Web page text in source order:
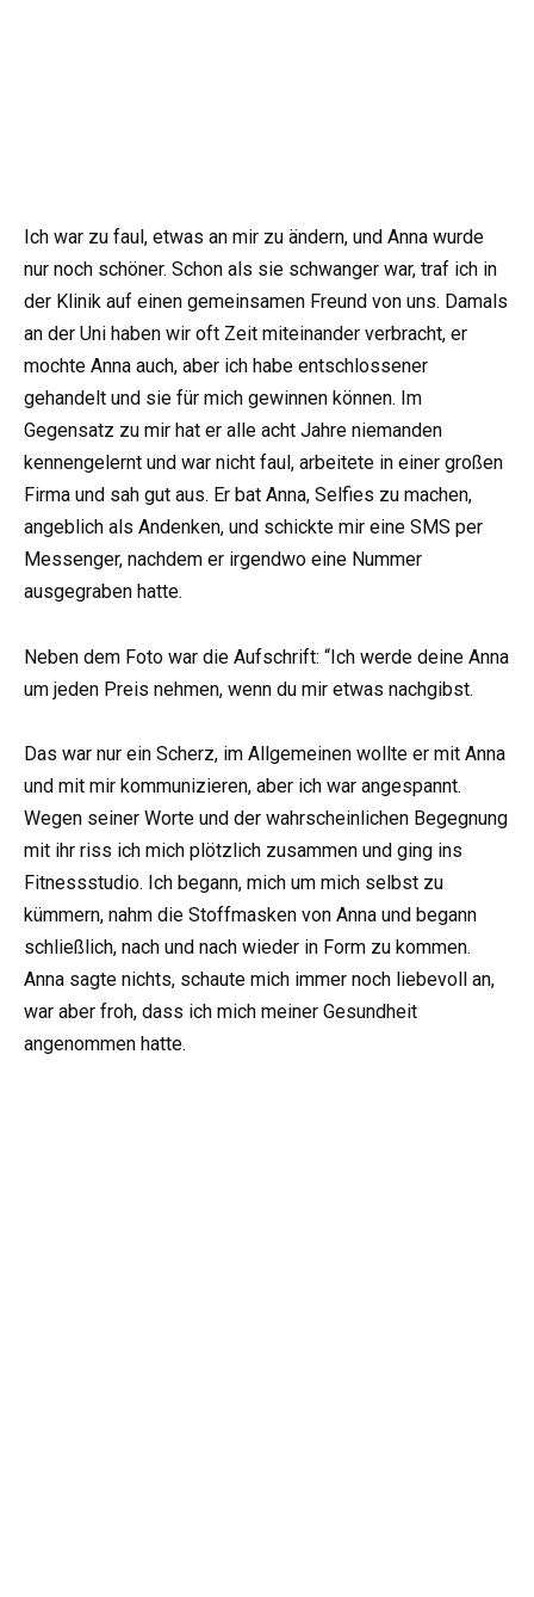
Ich war zu faul, etwas an mir zu ändern, und Anna wurde
nur noch schöner. Schon als sie schwanger war, traf ich in
der Klinik auf einen gemeinsamen Freund von uns. Damals
an der Uni haben wir oft Zeit miteinander verbracht, er
mochte Anna auch, aber ich habe entschlossener
gehandelt und sie für mich gewinnen können. Im
Gegensatz zu mir hat er alle acht Jahre niemanden
kennengelernt und war nicht faul, arbeitete in einer großen
Firma und sah gut aus. Er bat Anna, Selfies zu machen,
angeblich als Andenken, und schickte mir eine SMS per
Messenger, nachdem er irgendwo eine Nummer
ausgegraben hatte.
Neben dem Foto war die Aufschrift: “Ich werde deine Anna
um jeden Preis nehmen, wenn du mir etwas nachgibst.
Das war nur ein Scherz, im Allgemeinen wollte er mit Anna
und mit mir kommunizieren, aber ich war angespannt.
Wegen seiner Worte und der wahrscheinlichen Begegnung
mit ihr riss ich mich plötzlich zusammen und ging ins
Fitnessstudio. Ich begann, mich um mich selbst zu
kümmern, nahm die Stoffmasken von Anna und begann
schließlich, nach und nach wieder in Form zu kommen.
Anna sagte nichts, schaute mich immer noch liebevoll an,
war aber froh, dass ich mich meiner Gesundheit
angenommen hatte.